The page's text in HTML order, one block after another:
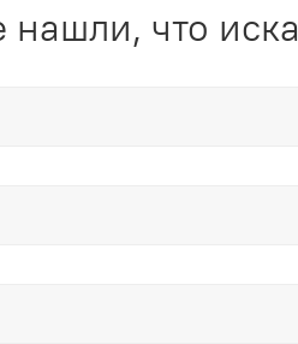
нашли, что